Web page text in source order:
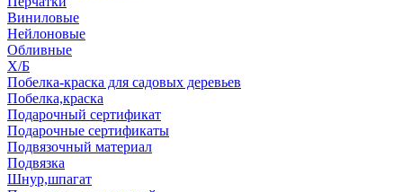
Виниловые
Нейлоновые
Обливные
Х/Б
Побелка-краска для садовых деревьев
Побелка,краска
Подарочный сертификат
Подарочные сертификаты
Подвязочный материал
Подвязка
Шнур,шпагат